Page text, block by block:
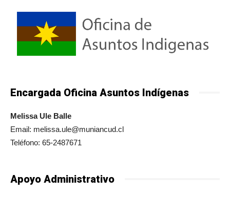
Encargada Oficina Asuntos Indígenas
Melissa Ule Balle
Email: melissa.ule@muniancud.cl
Teléfono: 65-2487671
Apoyo Administrativo